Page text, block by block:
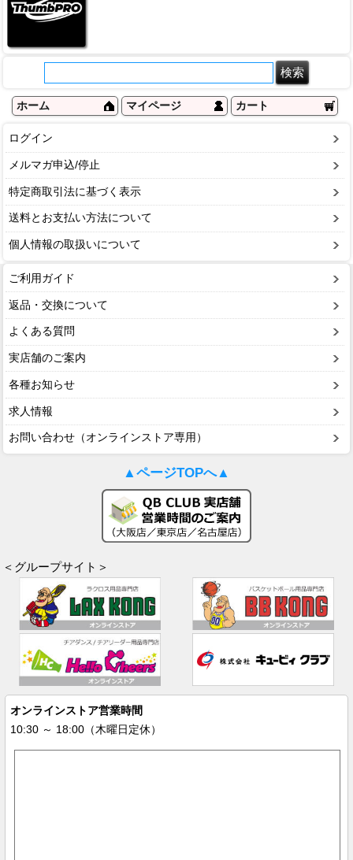
ホーム マイページ カート
ログイン
メルマガ申込/停止
特定商取引法に基づく表示
送料とお支払い方法について
個人情報の取扱いについて
ご利用ガイド
返品・交換について
よくある質問
実店舗のご案内
各種お知らせ
求人情報
お問い合わせ（オンラインストア専用）
▲ページTOPへ▲
＜グループサイト＞
オンラインストア営業時間
10:30 ～ 18:00（木曜日定休）